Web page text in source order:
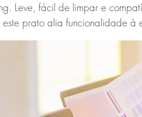
Leve, fácil de limpar e
este prato alia funcionalidade à